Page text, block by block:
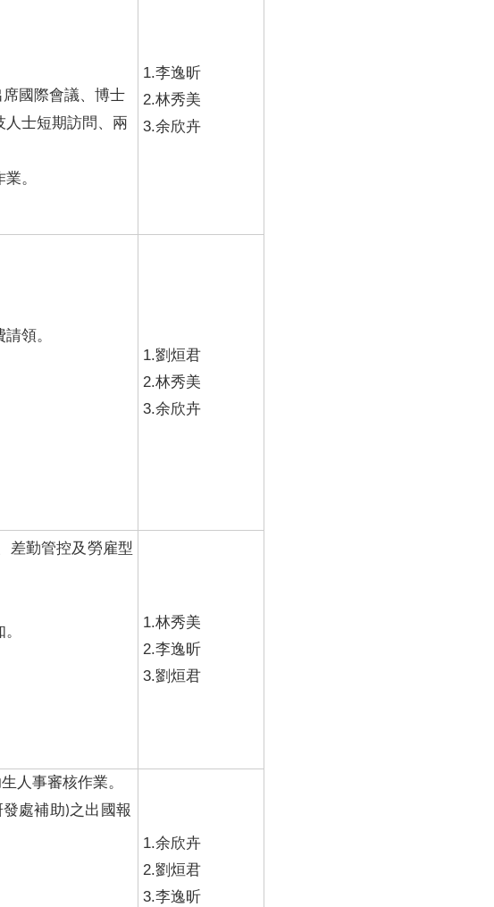
國際會議、博士
人士短期訪問、兩
。
1.李逸昕
2.林秀美
3.余欣卉
領。
1.劉烜君
2.林秀美
3.余欣卉
差勤管控及勞雇型
1.林秀美
2.李逸昕
3.劉烜君
人事審核作業。
處補助)之出國報
1.余欣卉
2.劉烜君
3.李逸昕